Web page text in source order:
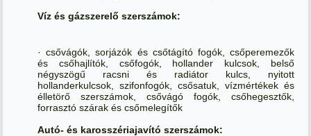
Víz és gázszerelő szerszámok:
· csővágók, sorjázók és csőtágító fogók, csőperemezők
és csőhajlítók, csőfogók, hollander kulcsok, belső
négyszögű racsni és radiátor kulcs, nyitott
hollanderkulcsok, szifonfogók, csősatuk, vízmértékek és
élletörő szerszámok, csővágó fogók, csőhegesztők,
forrasztó szárak és csőmelegítők
Autó- és karosszériajavító szerszámok: